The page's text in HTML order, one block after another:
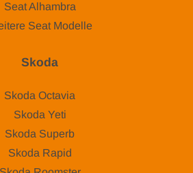
Seat Alhambra
Seat Modelle
Skoda
Skoda Octavia
Skoda Yeti
Skoda Superb
Skoda Rapid